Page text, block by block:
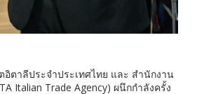
อิตาลีประจำประเทศไทย และ สำนักงาน
Italian Trade Agency) ผนึกกำลังครั้ง